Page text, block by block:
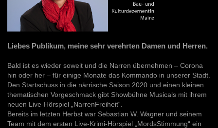
Liebes Publikum, meine sehr verehrten Damen und Herren.
Bald ist es wieder soweit und die Narren übernehmen – Corona
hin oder her – für einige Monate das Kommando in unserer Stadt.
Den Startschuss in die närrische Saison 2020 und einen kleinen
thematischen Vorgeschmack gibt Showbühne Musicals mit ihrem
neuen Live-Hörspiel „NarrenFreiheit“.
Bereits im letzten Herbst war Sebastian W. Wagner und seinem
Team mit dem ersten Live-Krimi-Hörspiel „MordsStimmung“ ein